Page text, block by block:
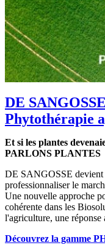
DE
Phytothérapie
Et si les plantes
PARLONS PLANTES
DE SANGOSSE devient
professionnaliser le
Une nouvelle approche
cohérente dans les
l'agriculture, une
Découvrez la gamme